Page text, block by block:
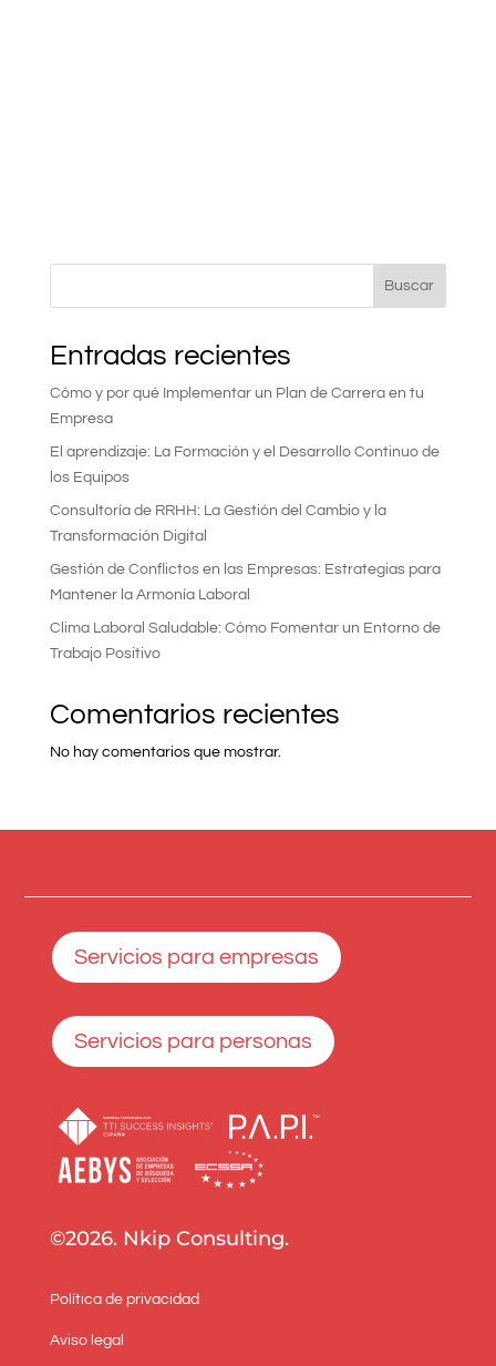
Buscar
Entradas recientes
Cómo y por qué Implementar un Plan de Carrera en tu
Empresa
El aprendizaje: La Formación y el Desarrollo Continuo de
los Equipos
Consultoría de RRHH: La Gestión del Cambio y la
Transformación Digital
Gestión de Conflictos en las Empresas: Estrategias para
Mantener la Armonía Laboral
Clima Laboral Saludable: Cómo Fomentar un Entorno de
Trabajo Positivo
Comentarios recientes
No hay comentarios que mostrar.
Servicios para empresas
Servicios para personas
©2026. Nkip Consulting.
Política de privacidad
Aviso legal